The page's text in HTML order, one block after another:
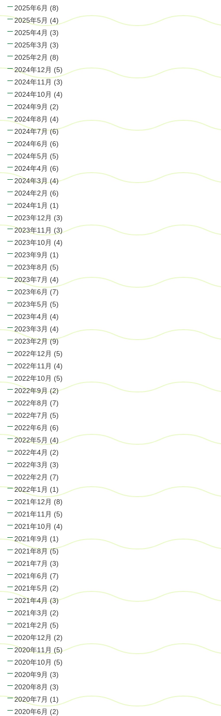
2025年6月 (8)
2025年5月 (4)
2025年4月 (3)
2025年3月 (3)
2025年2月 (8)
2024年12月 (5)
2024年11月 (3)
2024年10月 (4)
2024年9月 (2)
2024年8月 (4)
2024年7月(6)
2024年6月 (6)
2024年5月 (5)
2024年4月 (6)
2024年3月(4)
2024年2月 (6)
2024年1月 (1)
2023年12月 (3)
2023年11月 (3)
2023年10月 (4)
2023年9月 (1)
2023年8月 (5)
2023年7月 (4)
2023年6月 (7)
2023年5月 (5)
2023年4月 (4)
2023年3月 (4)
2023年2月(9)
2022年12月 (5)
2022年11月 (4)
2022年10月 (5)
2022年9月(2)
2022年8月 (7)
2022年7月 (5)
2022年6月 (6)
2022年5月 (4)
2022年4月 (2)
2022年3月 (3)
2022年2月 (7)
2022年1月 (1)
2021年12月 (8)
2021年11月 (5)
2021年10月 (4)
2021年9月 (1)
2021年8月(5)
2021年7月 (3)
2021年6月 (7)
2021年5月 (2)
2021年4月(3)
2021年3月 (2)
2021年2月 (5)
2020年12月 (2)
2020年11月 (5)
2020年10月 (5)
2020年9月 (3)
2020年8月 (3)
2020年7月 (1)
2020年6月 (2)